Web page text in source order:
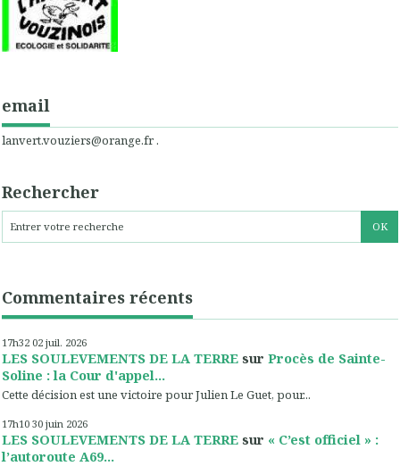
email
lanvert.vouziers@orange.fr .
Rechercher
Commentaires récents
17h32 02 juil. 2026
LES SOULEVEMENTS DE LA TERRE sur Procès de Sainte-
Soline : la Cour d'appel...
Cette décision est une victoire pour Julien Le Guet, pour...
17h10 30 juin 2026
LES SOULEVEMENTS DE LA TERRE sur « C’est officiel » :
l’autoroute A69...